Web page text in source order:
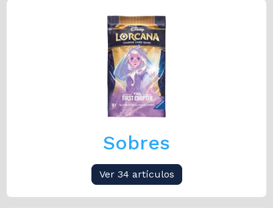
Sobres
Ver 34 artículos